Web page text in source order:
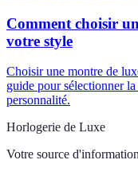
Comment choisir
votre style
Choisir une montre de
guide pour sélectionner
personnalité.
Horlogerie de Luxe
Votre source